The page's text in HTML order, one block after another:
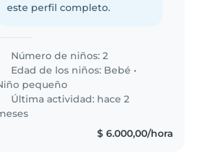
este perfil completo.
Número de niños: 2
Edad de los niños: Bebé •
pequeño
Última actividad: hace 2
$ 6.000,00/hora